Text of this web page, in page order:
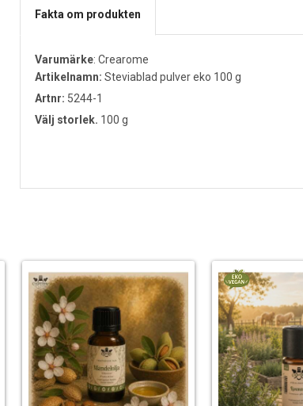
Fakta om produkten
Varumärke: Crearome
Artikelnamn: Steviablad pulver eko 100 g
Artnr: 5244-1
Välj storlek. 100 g